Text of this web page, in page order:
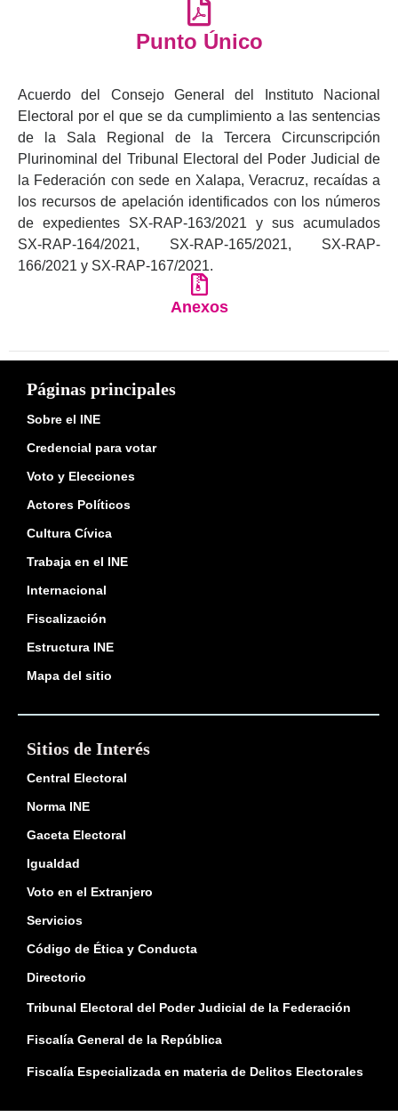
Punto Único
Acuerdo del Consejo General del Instituto Nacional
Electoral por el que se da cumplimiento a las sentencias
de la Sala Regional de la Tercera Circunscripción
Plurinominal del Tribunal Electoral del Poder Judicial de
la Federación con sede en Xalapa, Veracruz, recaídas a
los recursos de apelación identificados con los números
de expedientes SX-RAP-163/2021 y sus acumulados
SX-RAP-164/2021, SX-RAP-165/2021, SX-RAP-
166/2021 y SX-RAP-167/2021.
Anexos
Páginas principales
Sobre el INE
Credencial para votar
Voto y Elecciones
Actores Políticos
Cultura Cívica
Trabaja en el INE
Internacional
Fiscalización
Estructura INE
Mapa del sitio
Sitios de Interés
Central Electoral
Norma INE
Gaceta Electoral
Igualdad
Voto en el Extranjero
Servicios
Código de Ética y Conducta
Directorio
Tribunal Electoral del Poder Judicial de la Federación
Fiscalía General de la República
Fiscalía Especializada en materia de Delitos Electorales